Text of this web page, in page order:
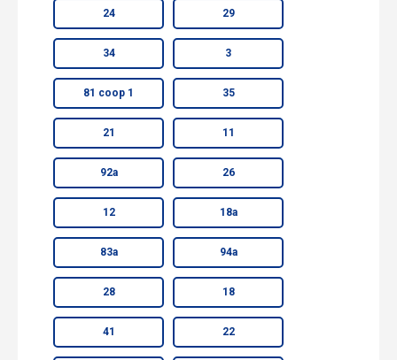
24 29
34 3
81 соор 1 35
21 11
92а 26
12 18а
83а 94а
28 18
41 22